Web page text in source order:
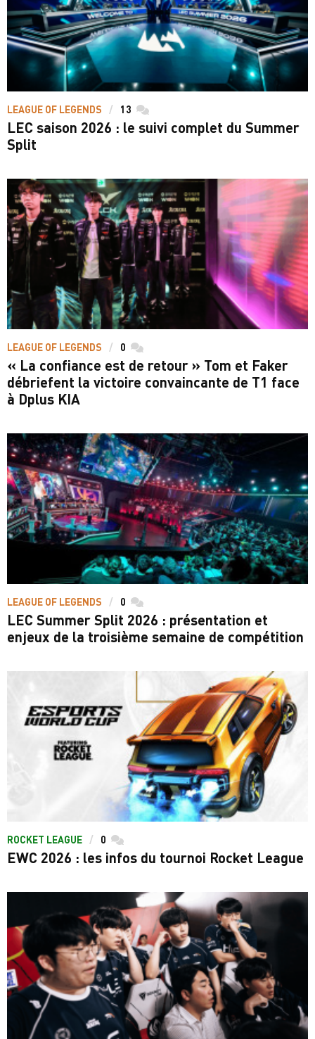
LEAGUE OF LEGENDS 13 commentaires
LEC saison 2026 : le suivi complet du Summer
Split
LEAGUE OF LEGENDS 0 commentaires
« La confiance est de retour » Tom et Faker
débriefent la victoire convaincante de T1 face
à Dplus KIA
LEAGUE OF LEGENDS 0 commentaires
LEC Summer Split 2026 : présentation et
enjeux de la troisième semaine de compétition
ROCKET LEAGUE 0 commentaires
EWC 2026 : les infos du tournoi Rocket League